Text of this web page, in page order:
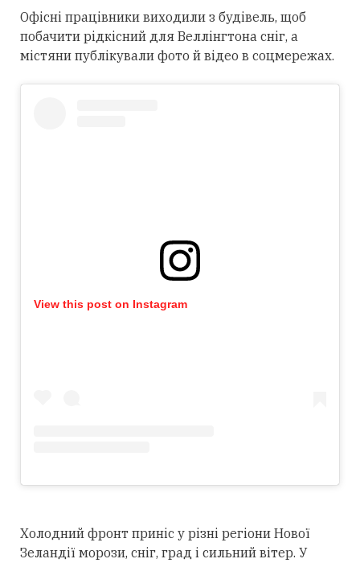
Офісні працівники виходили з будівель, щоб
побачити рідкісний для Веллінгтона сніг, а
містяни публікували фото й відео в соцмережах.
View this post on Instagram
Холодний фронт приніс у різні регіони Нової
Зеландії морози, сніг, град і сильний вітер. У